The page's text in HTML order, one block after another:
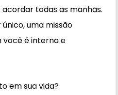
todas as manhãs.
uma missão
é interna e
em sua vida?